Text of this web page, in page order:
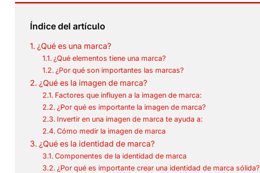
Índice del artículo
¿Qué es una marca?
¿Qué elementos tiene una marca?
¿Por qué son importantes las marcas?
¿Qué es la imagen de marca?
Factores que influyen a la imagen de marca:
¿Por qué es importante la imagen de marca?
Invertir en una imagen de marca te ayuda a:
Cómo medir la imagen de marca
¿Qué es la identidad de marca?
Componentes de la identidad de marca
¿Por qué es importante crear una identidad de marca sólida?